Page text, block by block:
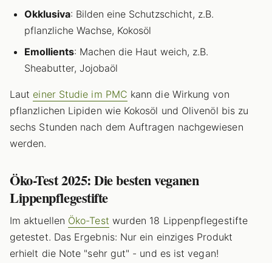
Okklusiva: Bilden eine Schutzschicht, z.B.
pflanzliche Wachse, Kokosöl
Emollients: Machen die Haut weich, z.B.
Sheabutter, Jojobaöl
Laut einer Studie im PMC kann die Wirkung von
pflanzlichen Lipiden wie Kokosöl und Olivenöl bis zu
sechs Stunden nach dem Auftragen nachgewiesen
werden.
Öko-Test 2025: Die besten veganen
Lippenpflegestifte
Im aktuellen Öko-Test wurden 18 Lippenpflegestifte
getestet. Das Ergebnis: Nur ein einziges Produkt
erhielt die Note "sehr gut" - und es ist vegan!